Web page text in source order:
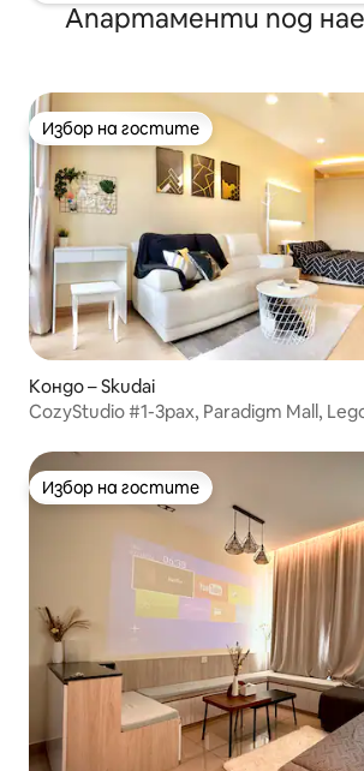
Апартаменти под
Избор на гостите
Избор на гостите
Кондо – Skudai
CozyStudio #1-3pax, Paradigm Mall,
Избор на гостите
Избор на гостите